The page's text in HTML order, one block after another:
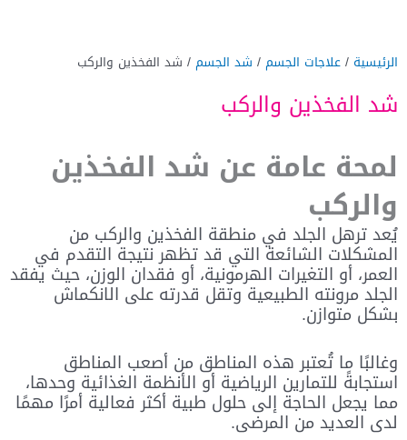
الرئيسية /علاجات الجسم/ شد الجسم/ شد الفخذين والركب
شد الفخذين والركب
لمحة عامة عن شد الفخذين
والركب
يُعد ترهل الجلد في منطقة الفخذين والركب من
المشكلات الشائعة التي قد تظهر نتيجة التقدم في
العمر، أو التغيرات الهرمونية، أو فقدان الوزن، حيث يفقد
الجلد مرونته الطبيعية وتقل قدرته على الانكماش
بشكل متوازن.
وغالبًا ما تُعتبر هذه المناطق من أصعب المناطق
استجابةً للتمارين الرياضية أو الأنظمة الغذائية وحدها،
مما يجعل الحاجة إلى حلول طبية أكثر فعالية أمرًا مهمًا
لدى العديد من المرضى.